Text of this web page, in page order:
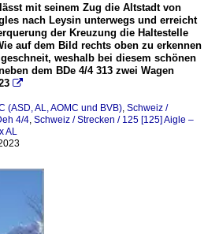
mit seinem Zug die Altstadt von
nach Leysin unterwegs und erreicht
der Kreuzung die Haltestelle
auf dem Bild rechts oben zu erkennen
weshalb bei diesem schönen
dem BDe 4/4 313 zwei Wagen

(ASD, AL, AOMC und BVB) Schweiz /
4/4 Schweiz / Strecken / 125 [125] Aigle –
AL